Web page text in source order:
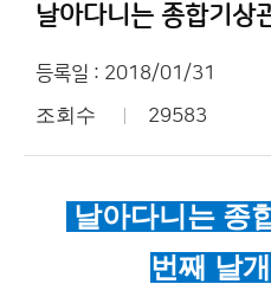
등록일 : 2018/01/31
조회수 29583
날아다니는 종
번째 날